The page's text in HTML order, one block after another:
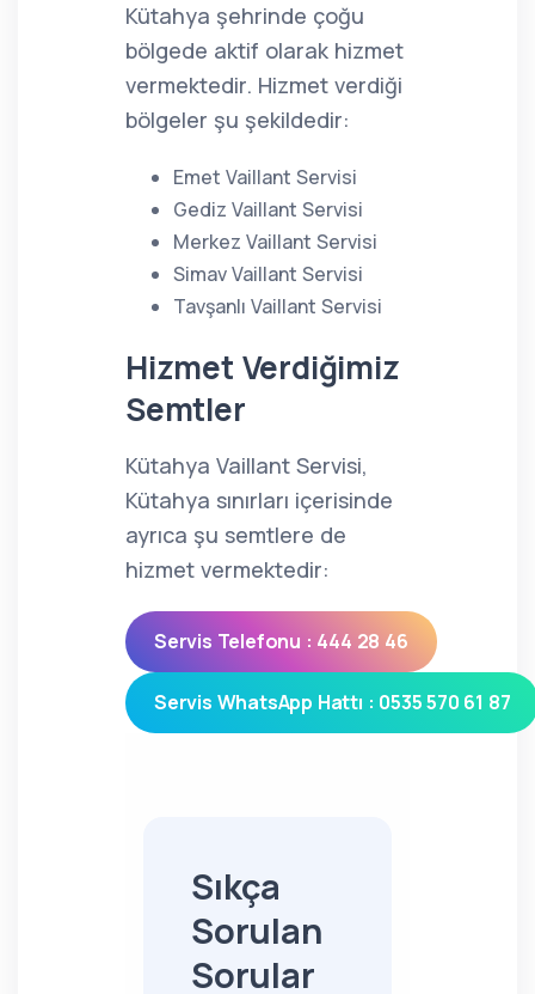
Kütahya şehrinde çoğu
bölgede aktif olarak hizmet
vermektedir. Hizmet verdiği
bölgeler şu şekildedir:
Emet Vaillant Servisi
Gediz Vaillant Servisi
Merkez Vaillant Servisi
Simav Vaillant Servisi
Tavşanlı Vaillant Servisi
Hizmet Verdiğimiz
Semtler
Kütahya Vaillant Servisi,
Kütahya sınırları içerisinde
ayrıca şu semtlere de
hizmet vermektedir:
Servis Telefonu : 444 28 46
Servis WhatsApp Hattı : 0535 570 61 87
Sıkça
Sorulan
Sorular